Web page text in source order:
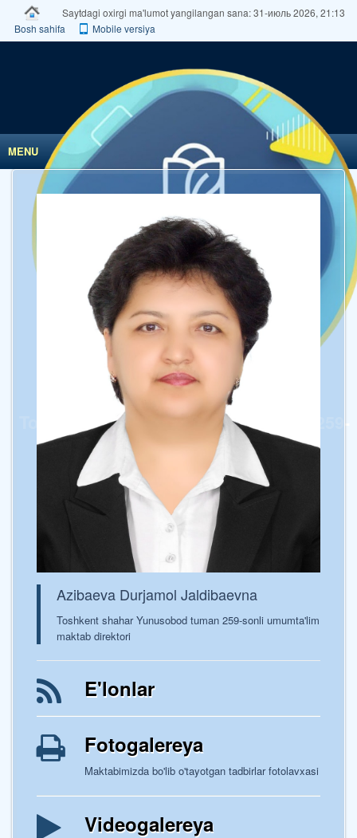
Saytdagi oxirgi ma'lumot yangilangan sana: 31-июль 2026, 21:13
Bosh sahifa
Mobile versiya
Toshkent shaxar Yunusobod tumani 259-
sonli umumta’lim maktabi
MENU
Azibaeva Durjamol Jaldibaevna
Toshkent shahar Yunusobod tuman 259-sonli umumta'lim
maktab direktori
E'lonlar
Fotogalereya
Maktabimizda bo'lib o'tayotgan tadbirlar fotolavxasi
Videogalereya